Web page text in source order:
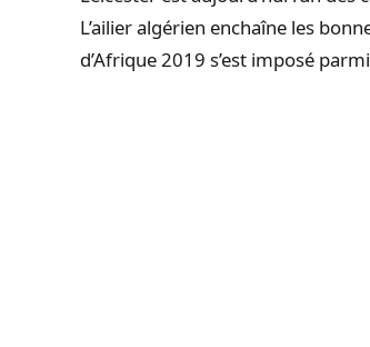
L’ailier algérien enchaîne les
d’Afrique 2019 s’est imposé